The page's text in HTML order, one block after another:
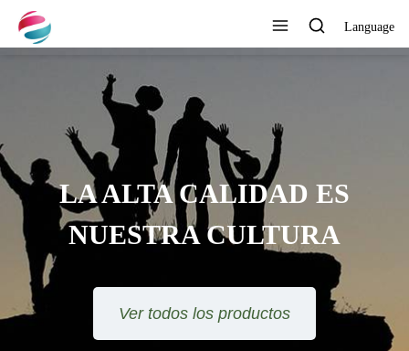
Language
DESARROLLAR
CONTINUAMENTE NUEVOS
PRODUCTOS